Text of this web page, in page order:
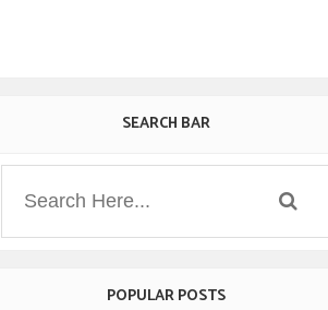
SEARCH BAR
POPULAR POSTS